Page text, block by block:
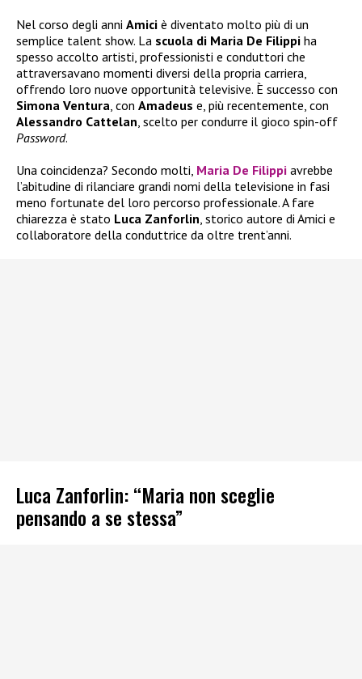
Nel corso degli anni Amici è diventato molto più di un
semplice talent show. La scuola di Maria De Filippi ha
spesso accolto artisti, professionisti e conduttori che
attraversavano momenti diversi della propria carriera,
offrendo loro nuove opportunità televisive. È successo con
Simona Ventura, con Amadeus e, più recentemente, con
Alessandro Cattelan, scelto per condurre il gioco spin-off
Password.
Una coincidenza? Secondo molti, Maria De Filippi avrebbe
l’abitudine di rilanciare grandi nomi della televisione in fasi
meno fortunate del loro percorso professionale. A fare
chiarezza è stato Luca Zanforlin, storico autore di Amici e
collaboratore della conduttrice da oltre trent’anni.
Luca Zanforlin: “Maria non sceglie
pensando a se stessa”